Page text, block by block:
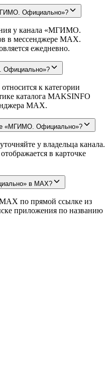
Официально»?
у канала «МГИМО.
в мессенджере MAX.
ежедневно.
Официально»?
к категории
каталога MAKSINFO
MAX.
«МГИМО. Официально»?
у владельца канала.
в карточке
в MAX?
по прямой ссылке из
приложения по названию